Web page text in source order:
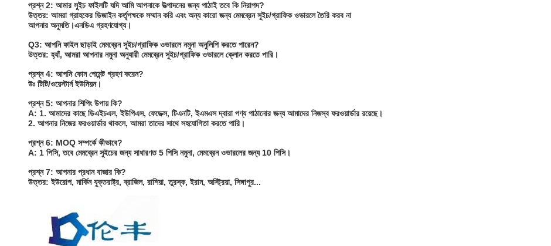
প্রশ্ন 2: আমার সুইচ ফাইলটি যদি আমি আপনাকে উত্পাদনের জন্য পাঠাই তবে কি নিরাপদ?
উত্তর: আমরা গ্রাহকের ডিজাইন কর্তৃপক্ষকে সম্মান করি এবং অন্য কারো জন্য মেমব্রেন সুইচ/গ্রাফিক ওভারলে তৈরি করব না
আপনার অনুমতি।এনডিএ গ্রহণযোগ্য।
Q3: আপনি ফাইল ছাড়াই মেমব্রেন সুইচ/গ্রাফিক ওভারলে নমুনা অনুলিপি করতে পারেন?
উত্তর: হ্যাঁ, আমরা আপনার নমুনা অনুযায়ী মেমব্রেন সুইচ/গ্রাফিক ওভারলে ক্লোন করতে পারি।
প্রশ্ন 4: আপনি কোন পেমেন্ট গ্রহণ করেন?
উঃ টিটি/ওয়েস্টার্ন ইউনিয়ন।
প্রশ্ন 5: আপনার শিপিং উপায় কি?
A: 1. আমাদের কাছে ডিএইচএল, ইউপিএস, ফেডেক্স, টিএনটি, ইএমএস দ্বারা পণ্য পাঠানোর জন্য আমাদের নিজস্ব ফরওয়ার্ডার রয়েছে।
2. আপনার নিজের ফরওয়ার্ডার থাকলে, আমরা তাদের সাথে সহযোগিতা করতে পারি।
প্রশ্ন 6: MOQ সম্পর্কে কীভাবে?
A: 1 পিসি, তবে মেমব্রেন সুইচের জন্য সাধারণত 5 পিসি নমুনা, মেমব্রেন ওভারলের জন্য 10 পিসি।
প্রশ্ন 7: আপনার প্রধান বাজার কি?
উত্তর: ইউরোপ, মার্কিন যুক্তরাষ্ট্র, ব্রাজিল, রাশিয়া, তুরস্ক, ইরান, অস্ট্রিয়া, সিঙ্গাপুর...